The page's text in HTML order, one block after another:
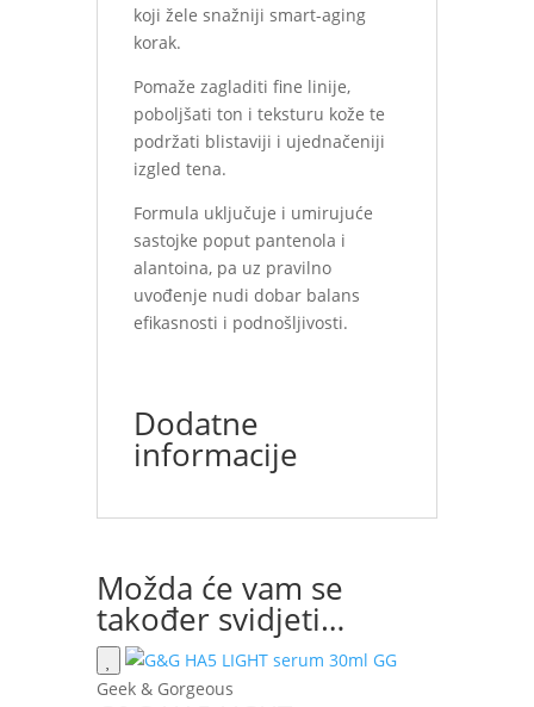
koji žele snažniji smart-aging
korak.
Pomaže zagladiti fine linije,
poboljšati ton i teksturu kože te
podržati blistaviji i ujednačeniji
izgled tena.
Formula uključuje i umirujuće
sastojke poput pantenola i
alantoina, pa uz pravilno
uvođenje nudi dobar balans
efikasnosti i podnošljivosti.
Dodatne
informacije
Možda će vam se
također svidjeti…
Geek & Gorgeous